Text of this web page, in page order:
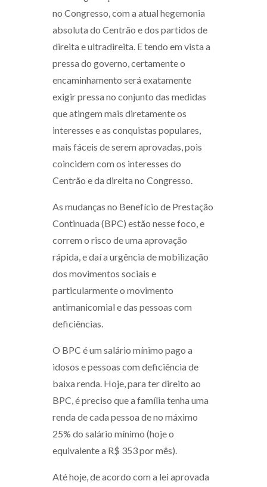
no Congresso, com a atual hegemonia
absoluta do Centrão e dos partidos de
direita e ultradireita. E tendo em vista a
pressa do governo, certamente o
encaminhamento será exatamente
exigir pressa no conjunto das medidas
que atingem mais diretamente os
interesses e as conquistas populares,
mais fáceis de serem aprovadas, pois
coincidem com os interesses do
Centrão e da direita no Congresso.
As mudanças no Benefício de Prestação
Continuada (BPC) estão nesse foco, e
correm o risco de uma aprovação
rápida, e daí a urgência de mobilização
dos movimentos sociais e
particularmente o movimento
antimanicomial e das pessoas com
deficiências.
O BPC é um salário mínimo pago a
idosos e pessoas com deficiência de
baixa renda. Hoje, para ter direito ao
BPC, é preciso que a família tenha uma
renda de cada pessoa de no máximo
25% do salário mínimo (hoje o
equivalente a R$ 353 por mês).
Até hoje, de acordo com a lei aprovada